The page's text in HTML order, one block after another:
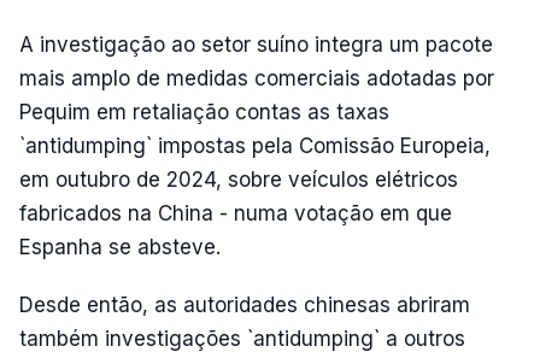
A investigação ao setor suíno integra um pacote
mais amplo de medidas comerciais adotadas por
Pequim em retaliação contas as taxas
`antidumping` impostas pela Comissão Europeia,
em outubro de 2024, sobre veículos elétricos
fabricados na China - numa votação em que
Espanha se absteve.
Desde então, as autoridades chinesas abriram
também investigações `antidumping` a outros